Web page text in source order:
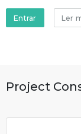
Entrar Ler
Project